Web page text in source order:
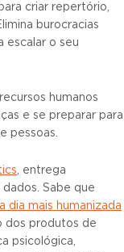
criar repertório,
burocracias
escalar o seu
humanos
e se preparar para
pessoas.
, entrega
Sabe que
dia mais humanizada
dos produtos de
psicológica,